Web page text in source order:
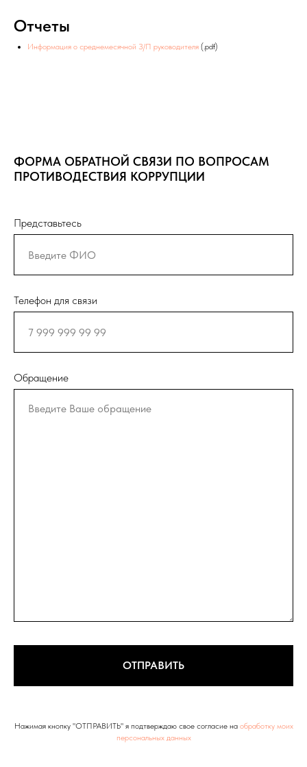
Отчеты
Информация о среднемесячной З/П руководителя (.pdf)
ФОРМА ОБРАТНОЙ СВЯЗИ ПО ВОПРОСАМ
ПРОТИВОДЕСТВИЯ КОРРУПЦИИ
Представьтесь
Телефон для связи
Обращение
ОТПРАВИТЬ
Нажимая кнопку "ОТПРАВИТЬ" я подтверждаю свое согласие на обработку моих
персональных данных